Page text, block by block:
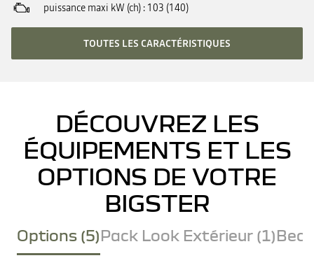
puissance maxi kW (ch) 103 (140)
TOUTES LES CARACTÉRISTIQUES
DÉCOUVREZ LES
ÉQUIPEMENTS ET LES
OPTIONS DE VOTRE
BIGSTER
Options (5)Pack Look Extérieur (1)